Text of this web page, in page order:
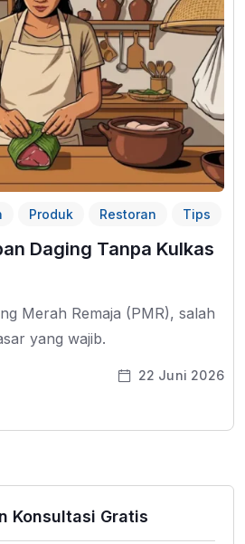
Produk Restoran Tips
Daging Tanpa Kulkas
Merah Remaja (PMR), salah
yang wajib.
22 Juni 2026
Konsultasi Gratis